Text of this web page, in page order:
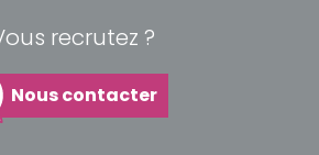
recrutez ?
Nous contacter